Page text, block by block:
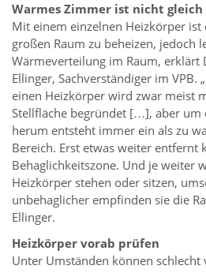
Warmes Zimmer ist nicht
Mit einem einzelnen Heizkörper ist
großen Raum zu beheizen, jedoch
Wärmeverteilung im Raum, erklärt
Ellinger, Sachverständiger im VPB.
einen Heizkörper wird zwar meist
Stellfläche begründet […], aber um
herum entsteht immer ein als zu
Bereich. Erst etwas weiter entfernt
Behaglichkeitszone. Und je weiter
Heizkörper stehen oder sitzen,
unbehaglicher empfinden sie die
Ellinger.
Heizkörper vorab prüfen
Unter Umständen können